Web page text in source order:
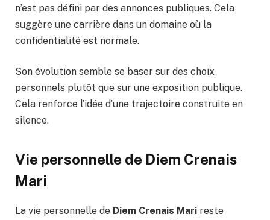
n’est pas défini par des annonces publiques. Cela
suggère une carrière dans un domaine où la
confidentialité est normale.
Son évolution semble se baser sur des choix
personnels plutôt que sur une exposition publique.
Cela renforce l’idée d’une trajectoire construite en
silence.
Vie personnelle de Diem Crenais
Mari
La vie personnelle de Diem Crenais Mari reste